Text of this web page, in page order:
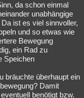
da schon einmal
unabhängige
ist es viel sinnvoller,
und so etwas wie
Bewegung
ein Rad zu
Speichen
bräuchte überhaupt ein
Damit
benötigt bzw.